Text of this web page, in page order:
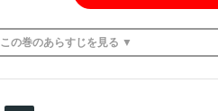
この巻のあらすじを 見る ▼